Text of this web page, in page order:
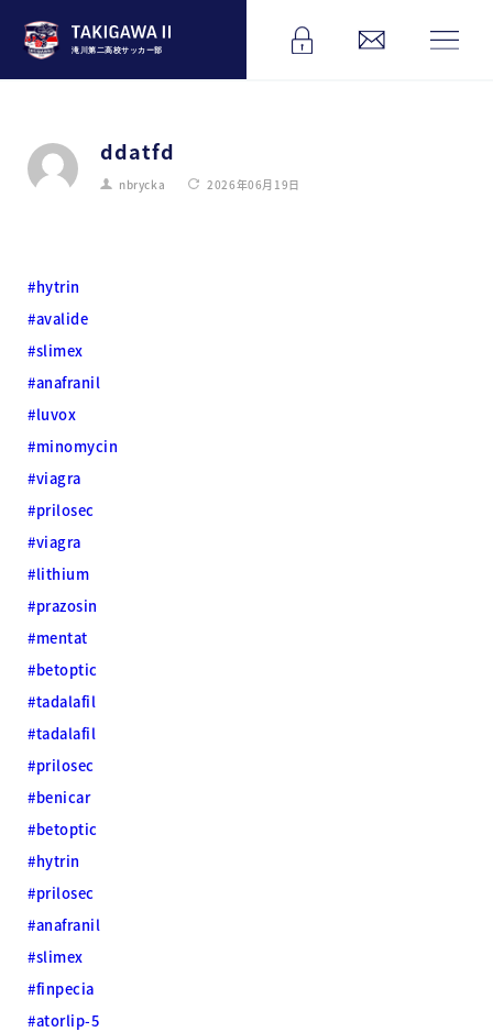
滝川第二高校サッカー部
ddatfd
nbrycka 2026年06月19日
#hytrin
#avalide
#slimex
#anafranil
#luvox
#minomycin
#viagra
#prilosec
#viagra
#lithium
#prazosin
#mentat
#betoptic
#tadalafil
#tadalafil
#prilosec
#benicar
#betoptic
#hytrin
#prilosec
#anafranil
#slimex
#finpecia
#atorlip-5